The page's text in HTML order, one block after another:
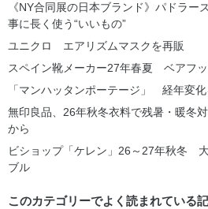
《NY合同展の日本ブランド》パドラ
事に長く使う“いいもの”
ユニクロ エアリズムマスクを再販
スペイン靴メーカー27年春夏 ベアフ
「マンハッタンポーテージ」 経年変
無印良品、26年秋冬衣料で残暑・暖冬
から
ビショップ「ケレン」26～27年秋冬
ブル
このカテゴリーでよく読まれている